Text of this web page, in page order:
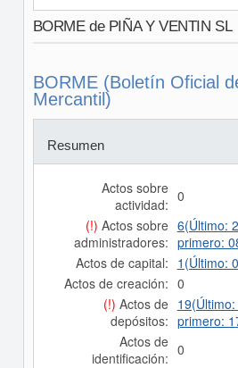
BORME de PIÑA Y VENTIN SL
BORME (Boletín Oficial
Mercantil)
Resumen
Actos sobre
actividad: 0
(!) Actos sobre
administradores:
6(Último:
primero:
Actos de capital: 1(Último:
Actos de creación: 0
(!) Actos de
depósitos: primero:
Actos de
identificación: 0